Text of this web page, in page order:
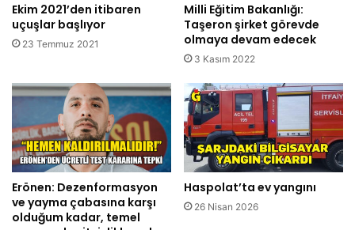
Ekim 2021’den itibaren
uçuşlar başlıyor
23 Temmuz 2021
Milli Eğitim Bakanlığı:
Taşeron şirket görevde
olmaya devam edecek
3 Kasım 2022
Erönen: Dezenformasyon
ve yayma çabasına karşı
olduğum kadar, temel
Haspolat’ta ev yangını
26 Nisan 2026